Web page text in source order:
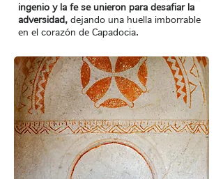
ingenio y la fe se unieron para desafiar la
adversidad, dejando una huella imborrable
en el corazón de Capadocia.